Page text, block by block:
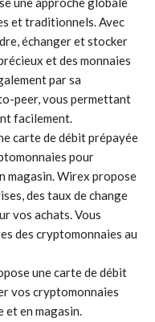
et traditionnels. Avec
échanger et stocker
et des monnaies
par sa
peer, vous permettant
facilement.
carte de débit prépayée
pour
magasin. Wirex propose
des taux de change
vos achats. Vous
des cryptomonnaies au
une carte de débit
vos cryptomonnaies
et en magasin.